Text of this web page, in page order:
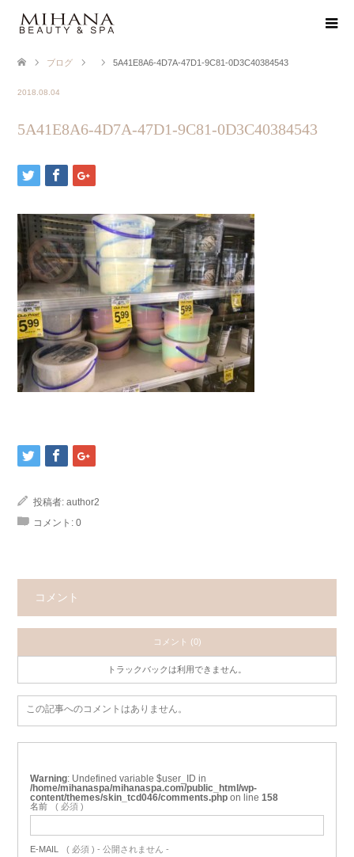
ブログ 5A41E8A6-4D7A-47D1-9C81-0D3C40384543
2018.08.04
5A41E8A6-4D7A-47D1-9C81-0D3C40384543
投稿者: author2
コメント: 0
コメント
コメント (0)
トラックバックは利用できません。
この記事へのコメントはありません。
Warning : Undefined variable $user_ID in
/home/mihanaspa/mihanaspa.com/public_html/wp-
content/themes/skin_tcd046/comments.php on line 158
名前 ( 必須 )
E-MAIL ( 必須 ) - 公開されません -